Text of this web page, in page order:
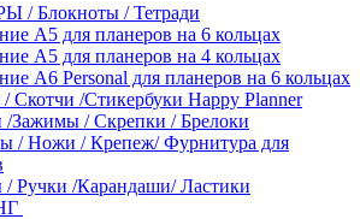
/ Блокноты / Тетради
А5 для планеров на 6 кольцах
А5 для планеров на 4 кольцах
А6 Personal для планеров на 6 кольцах
Скотчи /Стикербуки Happy Planner
/Зажимы / Скрепки / Брелоки
/ Ножи / Крепеж/ Фурнитура для
Ручки /Карандаши/ Ластики